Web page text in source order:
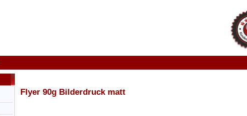
Flyer 90g Bilderdruck matt